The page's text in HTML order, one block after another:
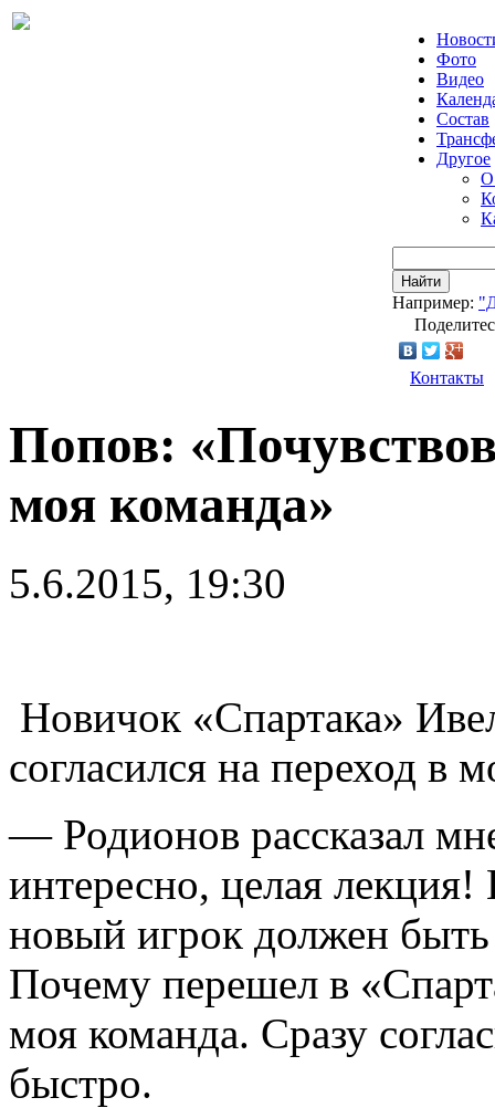
Фото
Видео
Состав
Другое
О
Найти
Например:
Контакты
Попов:
моя команда»
5.6.2015, 19:30
Новичок «Спартака»
согласился на переход в
— Родионов рассказал
интересно, целая
новый игрок должен
Почему перешел в
моя команда. Сразу
быстро.